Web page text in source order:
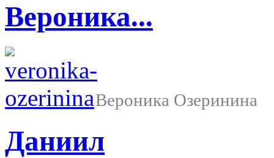
Вероника...
Вероника Озеринина
Даниил